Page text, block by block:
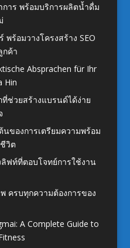
าร พร้อมบริการผลิตน้ำดื่ม
ร้อมวางโครงสร้าง SEO
กค้า
Absprachen für Ihr
Hin
ช่วยสร้างแบรนด์ได้ง่าย
นของการเตรียมความพร้อม
วิต
ฟท์ที่ตอบโจทย์การใช้งาน
ครบทุกความต้องการของ
A Complete Guide to